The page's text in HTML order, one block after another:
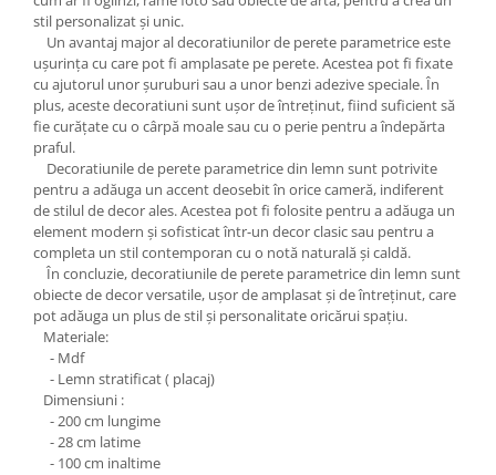
stil personalizat și unic.
Un avantaj major al decoratiunilor de perete parametrice este
ușurința cu care pot fi amplasate pe perete. Acestea pot fi fixate
cu ajutorul unor șuruburi sau a unor benzi adezive speciale. În
plus, aceste decoratiuni sunt ușor de întreținut, fiind suficient să
fie curățate cu o cârpă moale sau cu o perie pentru a îndepărta
praful.
Decoratiunile de perete parametrice din lemn sunt potrivite
pentru a adăuga un accent deosebit în orice cameră, indiferent
de stilul de decor ales. Acestea pot fi folosite pentru a adăuga un
element modern și sofisticat într-un decor clasic sau pentru a
completa un stil contemporan cu o notă naturală și caldă.
În concluzie, decoratiunile de perete parametrice din lemn sunt
obiecte de decor versatile, ușor de amplasat și de întreținut, care
pot adăuga un plus de stil și personalitate oricărui spațiu.
Materiale:
- Mdf
- Lemn stratificat ( placaj)
Dimensiuni :
- 200 cm lungime
- 28 cm latime
- 100 cm inaltime